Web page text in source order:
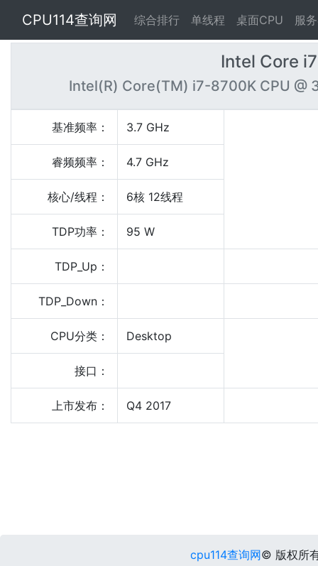
CPU114查询网 综合排行 单线程 桌面CPU 服
Intel Core
Intel(R) Core(TM) i7-8700K CPU @
基准频率： 3.7 GHz
睿频频率： 4.7 GHz
核心/线程： 6核 12线程
TDP功率： 95 W
TDP_Up：
TDP_Down：
CPU分类： Desktop
接口：
上市发布： Q4 2017
cpu114查询网© 版权所